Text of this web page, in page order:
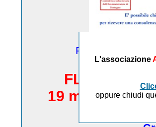
L'associazione
oppure chiudi
Puoi vedere
FLASH
19 maggio